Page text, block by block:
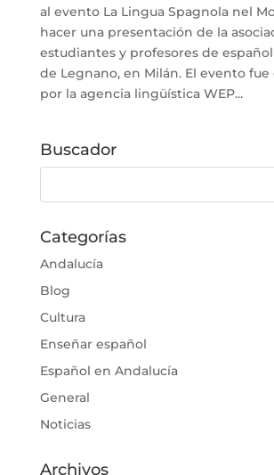
al evento La Lingua Spagnola nel
hacer una presentación de la
estudiantes y profesores de
de Legnano, en Milán. El evento
por la agencia lingüística WEP...
Buscador
Categorías
Andalucía
Blog
Cultura
Enseñar español
Español en Andalucía
General
Noticias
Archivos